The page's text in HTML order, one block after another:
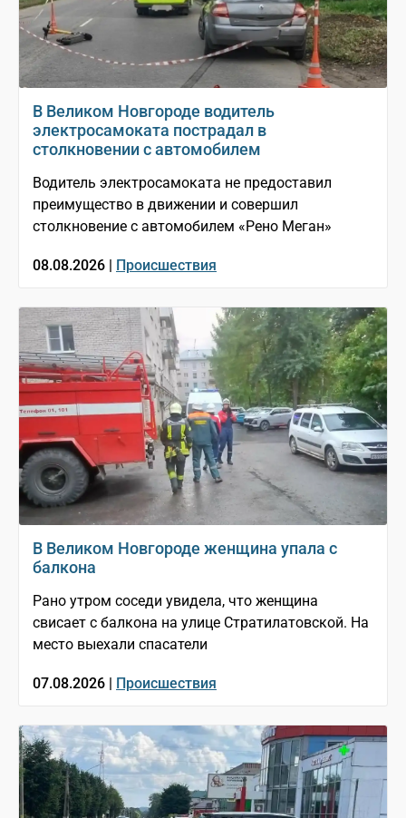
В Великом Новгороде водитель
электросамоката пострадал в
столкновении с автомобилем
Водитель электросамоката не предоставил
преимущество в движении и совершил
столкновение с автомобилем «Рено Меган»
08.08.2026 | Происшествия
В Великом Новгороде женщина упала с
балкона
Рано утром соседи увидела, что женщина
свисает с балкона на улице Стратилатовской. На
место выехали спасатели
07.08.2026 | Происшествия